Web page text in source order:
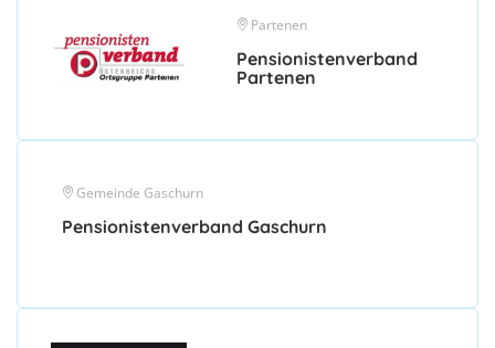
Partenen
Pensionistenverband
Partenen
Gemeinde Gaschurn
Pensionistenverband Gaschurn